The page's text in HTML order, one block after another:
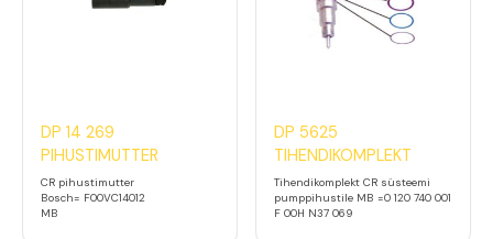
DP 14 269
PIHUSTIMUTTER
CR pihustimutter
Bosch= F00VC14012
MB
DP 5625
TIHENDIKOMPLEKT
Tihendikomplekt CR süsteemi
pumppihustile MB =0 120 740 001
F 00H N37 069